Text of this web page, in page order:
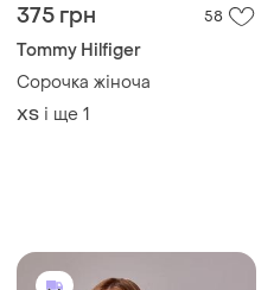
375 грн 58
Tommy Hilfiger
Сорочка жіноча
ХS і ще 1